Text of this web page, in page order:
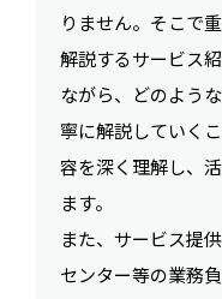
りません。そこで
解説するサービス
ながら、どのよう
寧に解説していく
容を深く理解し、
ます。
また、サービス提
センター等の業務